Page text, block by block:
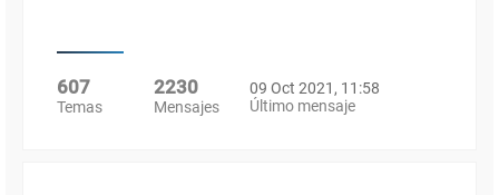
607
Temas
2230
Mensajes
09 Oct 2021, 11:58
Último mensaje